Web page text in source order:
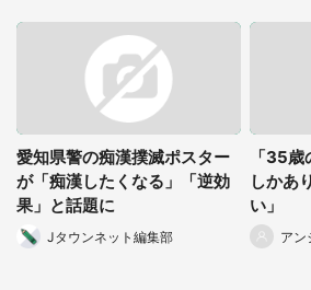
選択する
愛知県警の痴漢撲滅ポスター
が「痴漢したくなる」「逆効
果」と話題に
Jタウンネット編集部
「35
しかあ
い」
アン